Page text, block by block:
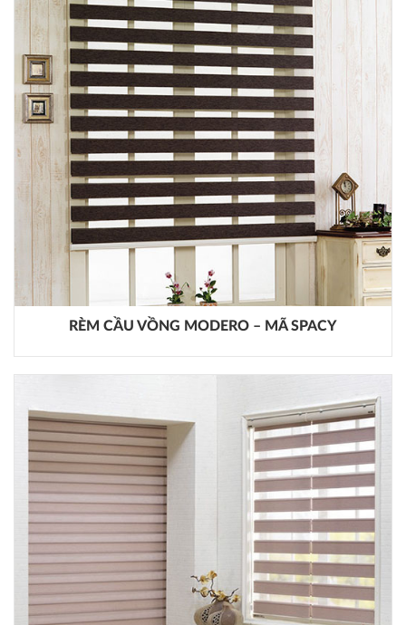
RÈM CẦU VỒNG MODERO – MÃ SPACY